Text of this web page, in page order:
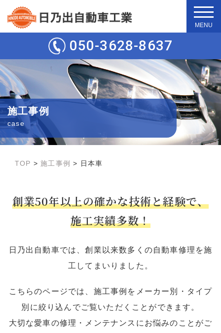
t
o
g
e
n
a
v
g
a
t
i
o
050-3628-8637
施工事例
case
TOP >施工事例 > 日本車
創業50年以上の確かな技術と経験で、
施工実績多数！
日乃出自動車では、創業以来数多くの自動車修理を施
工してまいりました。
こちらのページでは、施工事例をメーカー別・タイプ
別に絞り込んでご覧いただくことができます。
大切な愛車の修理・メンテナンスにお悩みのことがご